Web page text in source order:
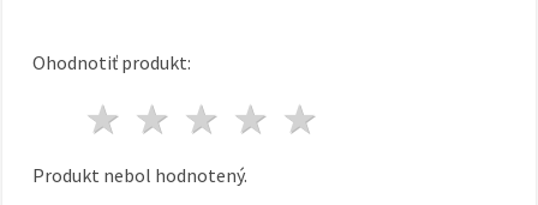
Ohodnotiť produkt:
4 hviezdy
3 hviezdy
2 hviezdy
1 hviezda
Produkt nebol hodnotený.